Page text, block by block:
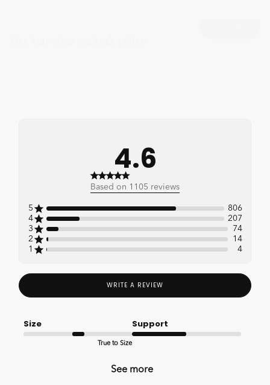
4.6
4.6 out of 5 stars 1105
Based on 1105 reviews
5
806
4
207
3
74
2
14
1
4
WRITE A REVIEW
Size
True to Size
Support
See more